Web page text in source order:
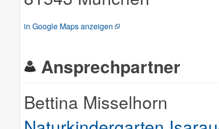
in Google Maps anzeigen
Ansprechpartner
Bettina Misselhorn